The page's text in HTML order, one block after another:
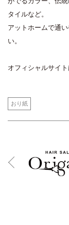
タイルなど。
アットホームで通
い。
オフィシャルサイ
おり紙